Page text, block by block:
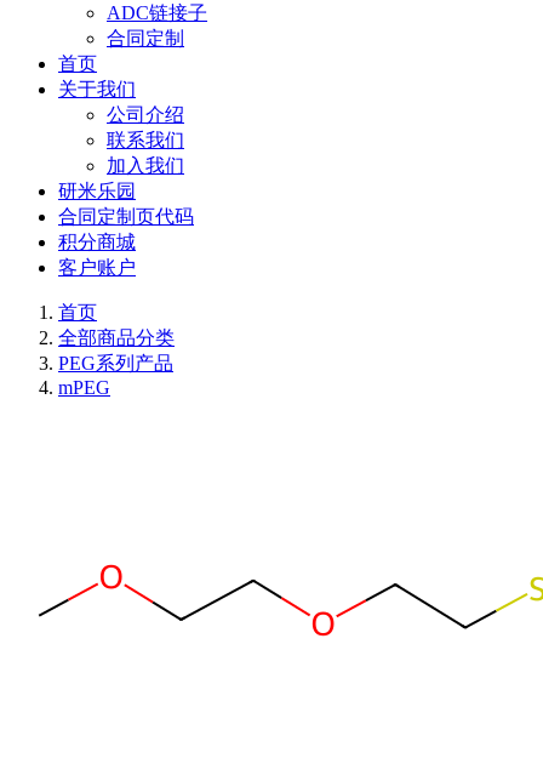
ADC链接子
合同定制
首页
关于我们
公司介绍
联系我们
加入我们
研米乐园
合同定制页代码
积分商城
客户账户
首页
全部商品分类
PEG系列产品
mPEG